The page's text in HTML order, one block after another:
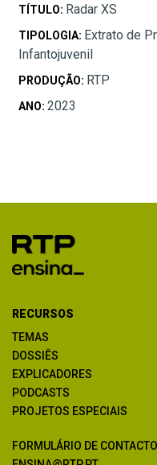
TÍTULO: Radar XS
TIPOLOGIA: Extrato de
Infantojuvenil
PRODUÇÃO: RTP
ANO: 2023
RECURSOS
TEMAS
DOSSIÊS
EXPLICADORES
PODCASTS
PROJETOS ESPECIAIS
FORMULÁRIO DE CONTACTO